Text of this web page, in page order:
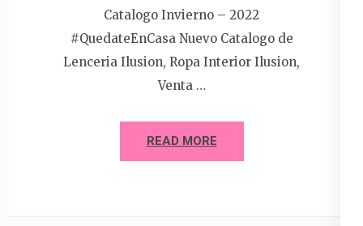
Catalogo Invierno – 2022
#QuedateEnCasa Nuevo Catalogo de
Lenceria Ilusion, Ropa Interior Ilusion,
Venta …
READ MORE